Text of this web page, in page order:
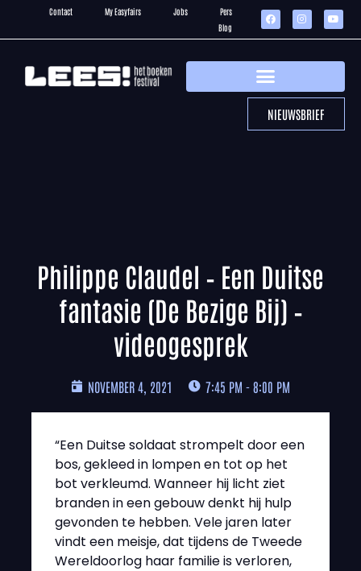
Contact My Easyfairs Jobs
Pers
Blog
NIEUWSBRIEF
Philippe Claudel – Een Duitse
fantasie (De Bezige Bij) –
videogesprek
NOVEMBER 4, 2021 7:45 PM - 8:00 PM
“Een Duitse soldaat strompelt door een
bos, gekleed in lompen en tot op het
bot verkleumd. Wanneer hij licht ziet
branden in een gebouw denkt hij hulp
gevonden te hebben. Vele jaren later
vindt een meisje, dat tijdens de Tweede
Wereldoorlog haar familie is verloren,